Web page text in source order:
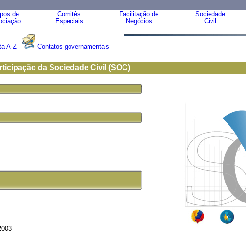
de
Comitês
Especiais
Facilitação de
Negócios
Sociedade
Civil
A-Z Contatos governamentais
da Sociedade Civil (SOC)